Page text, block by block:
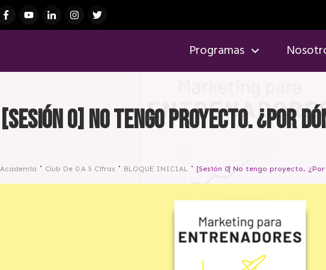
Programas
[Sesión 0] No tengo proyecto. ¿Por
Academia Club De 0 A 5 Cifras BLOQUE INICIAL [Sesión 0] No tengo proyecto.